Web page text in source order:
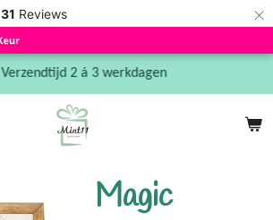
31 Reviews ×
Verzendtijd 2 á 3 werkdagen
Magic